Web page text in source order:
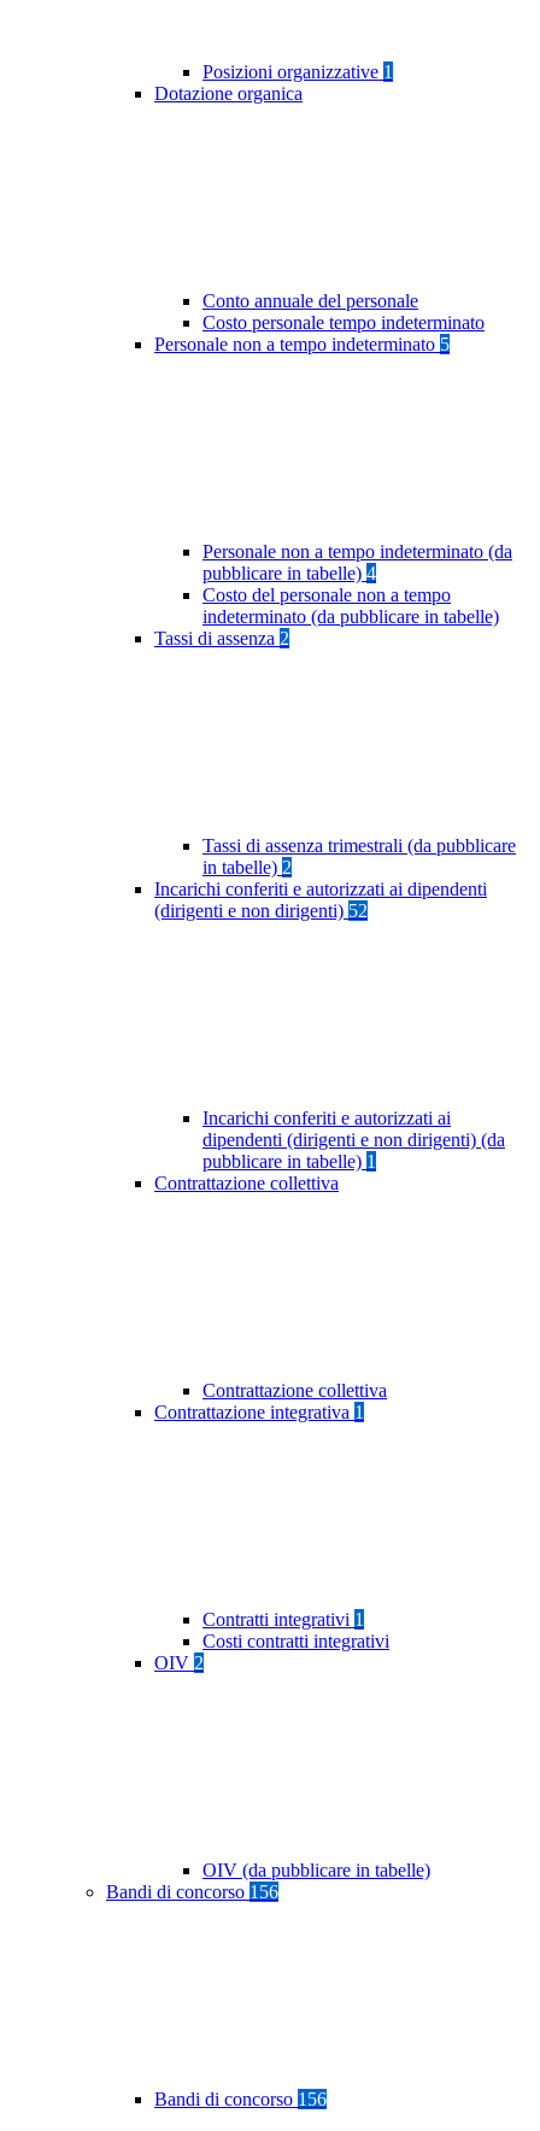
Posizioni organizzative 1
Dotazione organica
Conto annuale del personale
Costo personale tempo indeterminato
Personale non a tempo indeterminato 5
Personale non a tempo indeterminato (da
pubblicare in tabelle) 4
Costo del personale non a tempo
indeterminato (da pubblicare in tabelle)
Tassi di assenza 2
Tassi di assenza trimestrali (da pubblicare
in tabelle) 2
Incarichi conferiti e autorizzati ai dipendenti
(dirigenti e non dirigenti) 52
Incarichi conferiti e autorizzati ai
dipendenti (dirigenti e non dirigenti) (da
pubblicare in tabelle) 1
Contrattazione collettiva
Contrattazione collettiva
Contrattazione integrativa 1
Contratti integrativi 1
Costi contratti integrativi
OIV 2
OIV (da pubblicare in tabelle)
Bandi di concorso 156
Bandi di concorso 156